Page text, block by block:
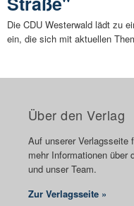
Die CDU Westerwald lädt zu
ein, die sich mit aktuellen
Über den Verlag
Auf unserer Verlagsseite
mehr Informationen über
und unser Team.
Zur Verlagsseite »